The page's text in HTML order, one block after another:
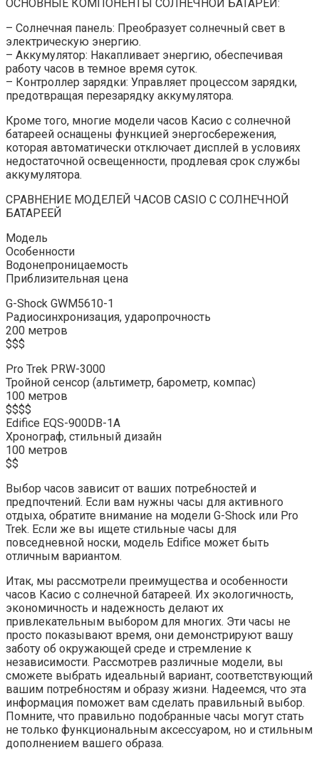
ОСНОВНЫЕ КОМПОНЕНТЫ СОЛНЕЧНОЙ БАТАРЕИ:
– Солнечная панель: Преобразует солнечный свет в
электрическую энергию.
– Аккумулятор: Накапливает энергию, обеспечивая
работу часов в темное время суток.
– Контроллер зарядки: Управляет процессом зарядки,
предотвращая перезарядку аккумулятора.
Кроме того, многие модели часов Касио с солнечной
батареей оснащены функцией энергосбережения,
которая автоматически отключает дисплей в условиях
недостаточной освещенности, продлевая срок службы
аккумулятора.
СРАВНЕНИЕ МОДЕЛЕЙ ЧАСОВ CASIO С СОЛНЕЧНОЙ
БАТАРЕЕЙ
Модель
Особенности
Водонепроницаемость
Приблизительная цена
G-Shock GWM5610-1
Радиосинхронизация, ударопрочность
200 метров
$$$
Pro Trek PRW-3000
Тройной сенсор (альтиметр, барометр, компас)
100 метров
$$$$
Edifice EQS-900DB-1A
Хронограф, стильный дизайн
100 метров
$$
Выбор часов зависит от ваших потребностей и
предпочтений. Если вам нужны часы для активного
отдыха, обратите внимание на модели G-Shock или Pro
Trek. Если же вы ищете стильные часы для
повседневной носки, модель Edifice может быть
отличным вариантом.
Итак, мы рассмотрели преимущества и особенности
часов Касио с солнечной батареей. Их экологичность,
экономичность и надежность делают их
привлекательным выбором для многих. Эти часы не
просто показывают время, они демонстрируют вашу
заботу об окружающей среде и стремление к
независимости. Рассмотрев различные модели, вы
сможете выбрать идеальный вариант, соответствующий
вашим потребностям и образу жизни. Надеемся, что эта
информация поможет вам сделать правильный выбор.
Помните, что правильно подобранные часы могут стать
не только функциональным аксессуаром, но и стильным
дополнением вашего образа.